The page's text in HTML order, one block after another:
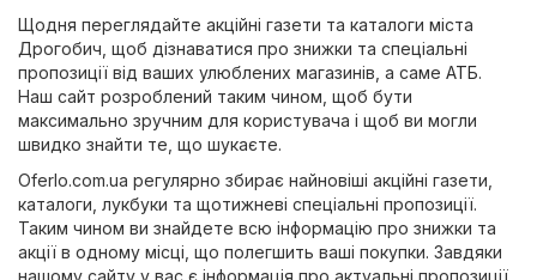
Щодня переглядайте акційні газети та каталоги міста
Дрогобич, щоб дізнаватися про знижки та спеціальні
пропозиції від ваших улюблених магазинів, а саме АТБ.
Наш сайт розроблений таким чином, щоб бути
максимально зручним для користувача і щоб ви могли
швидко знайти те, що шукаєте.
Oferlo.com.ua регулярно збирає найновіші акційні газети,
каталоги, лукбуки та щотижневі спеціальні пропозиції.
Таким чином ви знайдете всю інформацію про знижки та
акції в одному місці, що полегшить ваші покупки. Завдяки
нашому сайту у вас є інформація про актуальні пропозиції